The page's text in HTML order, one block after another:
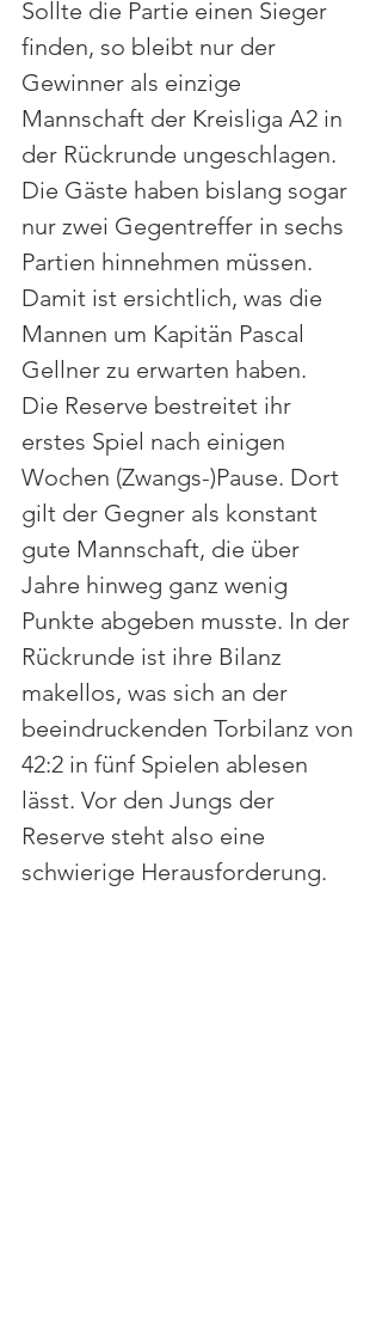
Sollte die Partie einen Sieger
finden, so bleibt nur der
Gewinner als einzige
Mannschaft der Kreisliga A2 in
der Rückrunde ungeschlagen.
Die Gäste haben bislang sogar
nur zwei Gegentreffer in sechs
Partien hinnehmen müssen.
Damit ist ersichtlich, was die
Mannen um Kapitän Pascal
Gellner zu erwarten haben.
Die Reserve bestreitet ihr
erstes Spiel nach einigen
Wochen (Zwangs-)Pause. Dort
gilt der Gegner als konstant
gute Mannschaft, die über
Jahre hinweg ganz wenig
Punkte abgeben musste. In der
Rückrunde ist ihre Bilanz
makellos, was sich an der
beeindruckenden Torbilanz von
42:2 in fünf Spielen ablesen
lässt. Vor den Jungs der
Reserve steht also eine
schwierige Herausforderung.